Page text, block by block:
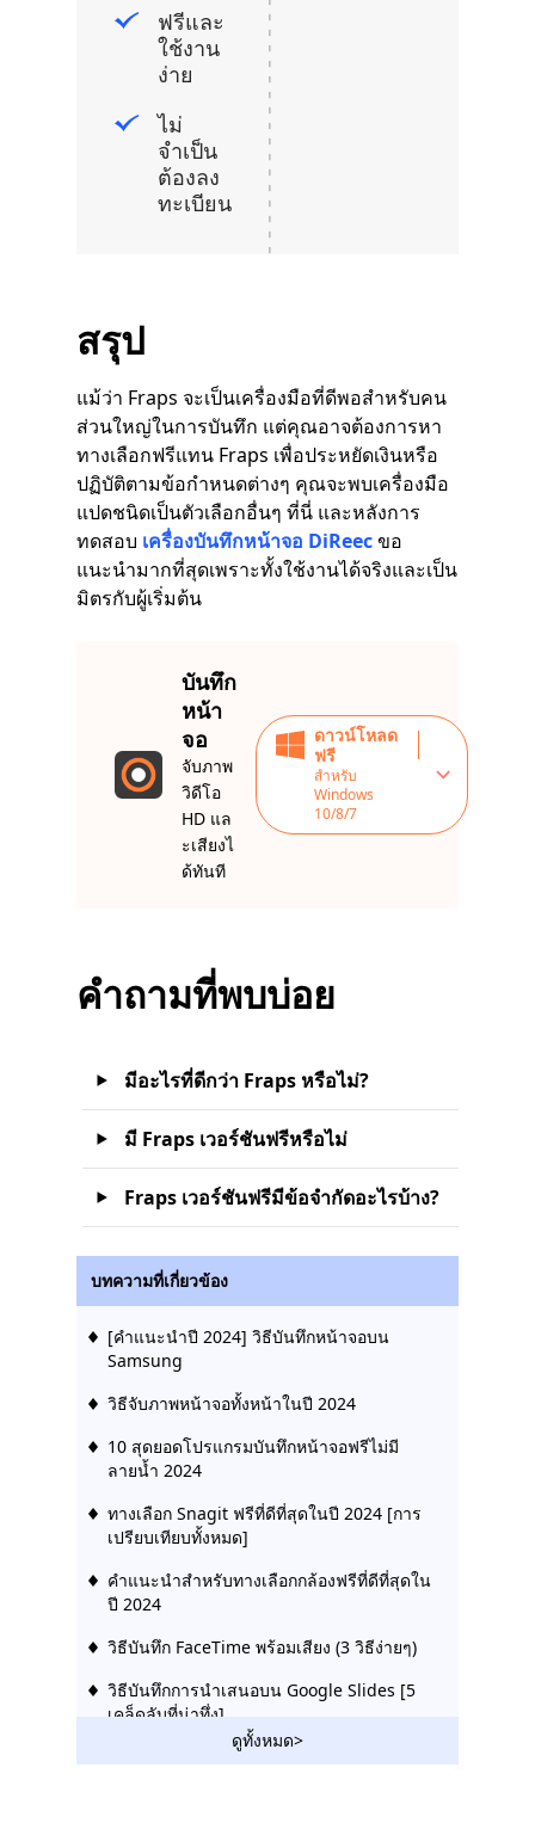
ฟรีและ
ใช้งาน
ง่าย
ไม่
จำเป็น
ต้องลง
ทะเบียน
สรุป
แม้ว่า Fraps จะเป็นเครื่องมือที่ดีพอสำหรับคน
ส่วนใหญ่ในการบันทึก แต่คุณอาจต้องการหา
ทางเลือกฟรีแทน Fraps เพื่อประหยัดเงินหรือ
ปฏิบัติตามข้อกำหนดต่างๆ คุณจะพบเครื่องมือ
แปดชนิดเป็นตัวเลือกอื่นๆ ที่นี่ และหลังการ
ทดสอบ เครื่องบันทึกหน้าจอ DiReecขอ
แนะนำมากที่สุดเพราะทั้งใช้งานได้จริงและเป็น
มิตรกับผู้เริ่มต้น
บันทึก
หน้า
จอ
จับภาพ
วิดีโอ
HD แล
ะเสียงไ
ด้ทันที
ดาวน์โหลด
ฟรี
สำหรับ
Windows
10/8/7
คำถามที่พบบ่อย
มีอะไรที่ดีกว่า Fraps หรือไม่?
มี Fraps เวอร์ชันฟรีหรือไม่
Fraps เวอร์ชันฟรีมีข้อจำกัดอะไรบ้าง?
บทความที่เกี่ยวข้อง
[คำแนะนำปี 2024] วิธีบันทึกหน้าจอบน
Samsung
วิธีจับภาพหน้าจอทั้งหน้าในปี 2024
10 สุดยอดโปรแกรมบันทึกหน้าจอฟรีไม่มี
ลายน้ำ 2024
ทางเลือก Snagit ฟรีที่ดีที่สุดในปี 2024 [การ
เปรียบเทียบทั้งหมด]
คำแนะนำสำหรับทางเลือกกล้องฟรีที่ดีที่สุดใน
ปี 2024
วิธีบันทึก FaceTime พร้อมเสียง (3 วิธีง่ายๆ)
วิธีบันทึกการนำเสนอบน Google Slides [5
เคล็ดลับที่น่าทึ่ง]
ซอฟต์แวร์บันทึกหน้าจอที่ดีที่สุด [อัปเดต 2023]
ดูทั้งหมด>